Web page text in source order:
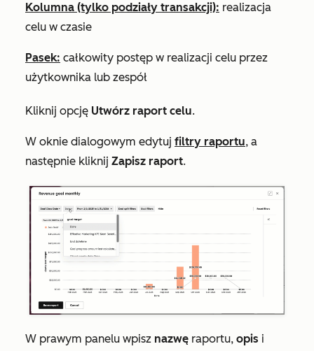
Kolumna (tylko podziały transakcji): realizacja
celu w czasie
Pasek: całkowity postęp w realizacji celu przez
użytkownika lub zespół
Kliknij opcję Utwórz raport celu.
W oknie dialogowym edytuj filtry raportu, a
następnie kliknij Zapisz raport.
W prawym panelu wpisz nazwę raportu, opis i